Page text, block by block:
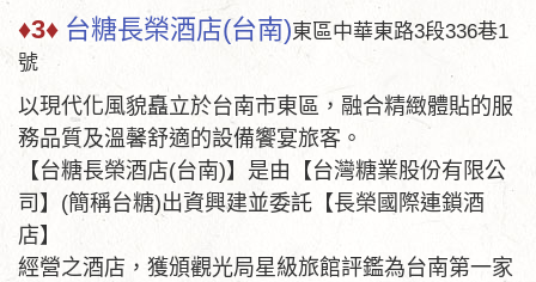
♦3♦ 台糖長榮酒店(台南)東區中華東路3段336巷1
號
以現代化風貌矗立於台南市東區，融合精緻體貼的服
務品質及溫馨舒適的設備饗宴旅客。
【台糖長榮酒店(台南)】是由【台灣糖業股份有限公
司】(簡稱台糖)出資興建並委託【長榮國際連鎖酒
店】
經營之酒店，獲頒觀光局星級旅館評鑑為台南第一家